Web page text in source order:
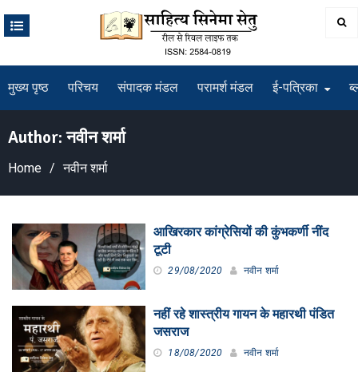
मुख्य पृष्ठ परिचय संपादक मंडल परामर्श मंडल ई-पत्रिका
Author:नवीन शर्मा
Home नवीन शर्मा
आखिरकार कांग्रेसियों की कुंभकर्णी नींद
टूटी
29/08/2020 नवीन शर्मा
नहीं रहे शास्त्रीय गायन के महारथी पंडित
जसराज
18/08/2020 नवीन शर्मा